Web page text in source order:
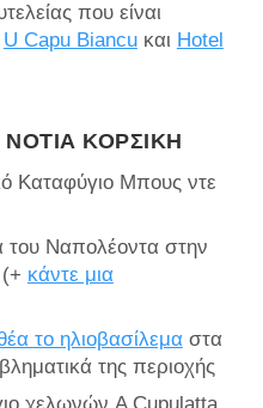
που είναι
U Capu Biancuκαι Hotel
ΚΟΡΣΙΚΉ
Καταφύγιο Μπους ντε
Ναπολέοντα στην
κάντε μια
το ηλιοβασίλεμαστα
της περιοχής